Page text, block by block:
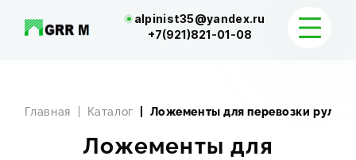
alpinist35@yandex.ru
+7(921)821-01-08
ДОСТАВКА И КОНТАКТЫ
Главная Каталог Ложементы для перевозки
Ложементы для